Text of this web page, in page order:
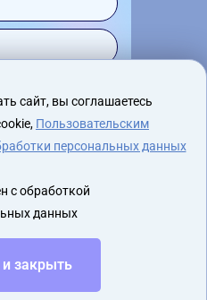
персональных
сайт, вы соглашаетесь
Пользовательским
персональных данных
с обработкой
данных
закрыть